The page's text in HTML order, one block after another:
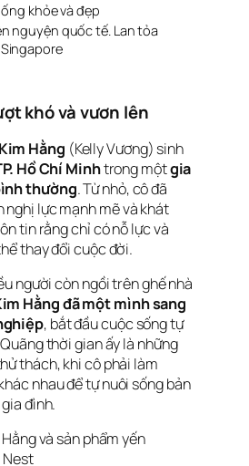
khỏe và đẹp
nguyện quốc tế. Lan tỏa
khó và vươn lên
Hằng (Kelly Vương) sinh
Hồ Chí Minhtrong mộtgia
thường. Từ nhỏ, cô đã
nghị lực mạnh mẽ và khát
tin rằng chỉ có nỗ lực và
thay đổi cuộc đời.
người còn ngồi trên ghế nhà
Hằng đã một mình sang
, bắt đầu cuộc sống tự
thời gian ấy là những
thách, khi cô phải làm
nhau để tự nuôi sống bản
đình.
và sản phẩm yến
Nest